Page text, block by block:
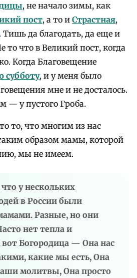
, не начало зимы, как
пост, а то и Страстная,
. Тишь да благодать, да еще и
то что в Великий пост, когда
Когда Благовещение
субботу, и у меня было
мне и не досталось.
— у пустого Гроба.
то, что многим из нас
образом мамы, которой
мы не имеем.
у нескольких
в России были
Разные, но они
нет тепла и
Богородица — Она нас
какие мы есть, Она
молитвы, Она просто